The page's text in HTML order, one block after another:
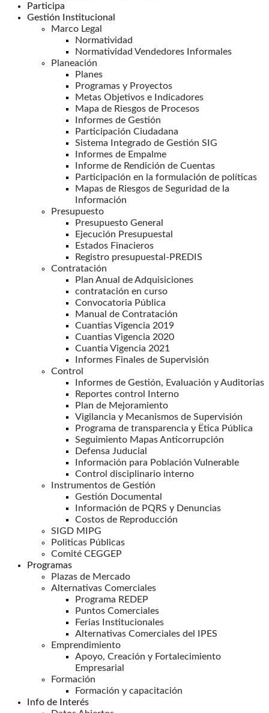
Participa
Gestión Institucional
Marco Legal
Normatividad
Normatividad Vendedores Informales
Planeación
Planes
Programas y Proyectos
Metas Objetivos e Indicadores
Mapa de Riesgos de Procesos
Informes de Gestión
Participación Ciudadana
Sistema Integrado de Gestión SIG
Informes de Empalme
Informe de Rendición de Cuentas
Participación en la formulación de políticas
Mapas de Riesgos de Seguridad de la
Información
Presupuesto
Presupuesto General
Ejecución Presupuestal
Estados Finacieros
Registro presupuestal-PREDIS
Contratación
Plan Anual de Adquisiciones
contratación en curso
Convocatoria Pública
Manual de Contratación
Cuantias Vigencia 2019
Cuantias Vigencia 2020
Cuantia Vigencia 2021
Informes Finales de Supervisión
Control
Informes de Gestión, Evaluación y Auditorias
Reportes control Interno
Plan de Mejoramiento
Vigilancia y Mecanismos de Supervisión
Programa de transparencia y Ëtica Pública
Seguimiento Mapas Anticorrupción
Defensa Juducial
Información para Población Vulnerable
Control disciplinario interno
Instrumentos de Gestión
Gestión Documental
Información de PQRS y Denuncias
Costos de Reproducción
SIGD MIPG
Politicas Públicas
Comité CEGGEP
Programas
Plazas de Mercado
Alternativas Comerciales
Programa REDEP
Puntos Comerciales
Ferias Institucionales
Alternativas Comerciales del IPES
Emprendimiento
Apoyo, Creación y Fortalecimiento
Empresarial
Formación
Formación y capacitación
Info de Interés